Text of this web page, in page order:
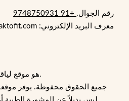
رقم الجوال. +91 9748750931
معرف البريد الإلكتروني: support@freaktofit.com
© 2026 Freaktofit هو موقع لياقة بدنية.
جميع الحقوق محفوظة. يوفر